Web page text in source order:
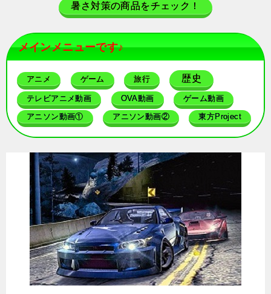
暑さ対策の商品をチェック！
メインメニューです♪
アニメ ゲーム 旅行 歴史
テレビアニメ動画 OVA動画 ゲーム動画
アニソン動画① アニソン動画② 東方Project